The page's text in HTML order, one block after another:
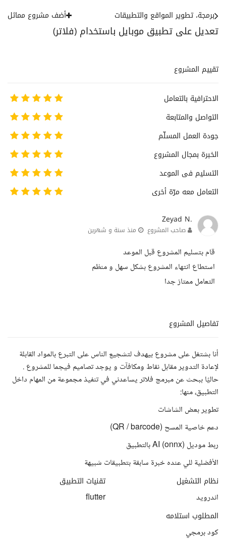
تعديل على تطبيق موبايل باستخدام (فلاتر)
برمجة، تطوير المواقع والتطبيقات أضف مشروع مماثل
تقييم المشروع
الاحترافية بالتعامل
التواصل والمتابعة
جودة العمل المسلّم
الخبرة بمجال المشروع
التسليم فى الموعد
التعامل معه مرّة أخرى
Zeyad N.
صاحب المشروع منذ سنة و شهرين
قام بتسليم المشروع قبل الموعد
استطاع انتهاء المشروع بشكل سهل و منظم
التعامل ممتاز جدا
تفاصيل المشروع
أنا بشتغل على مشروع بيهدف لتشجيع الناس على التبرع بالمواد القابلة
لإعادة التدوير مقابل نقاط ومكافآت و يوجد تصاميم فيجما للمشروع .
حاليًا ببحث عن مبرمج فلاتر يساعدني في تنفيذ مجموعة من المهام داخل
التطبيق، منها:
تطوير بعض الشاشات
دعم خاصية المسح (QR / barcode)
ربط موديل AI (onnx) بالتطبيق
الأفضلية للي عنده خبرة سابقة بتطبيقات شبيهة
نظام التشغيل
اندرويد
تقنيات التطبيق
flutter
المطلوب استلامه
كود برمجي